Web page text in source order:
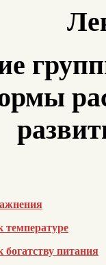
температуре
питания